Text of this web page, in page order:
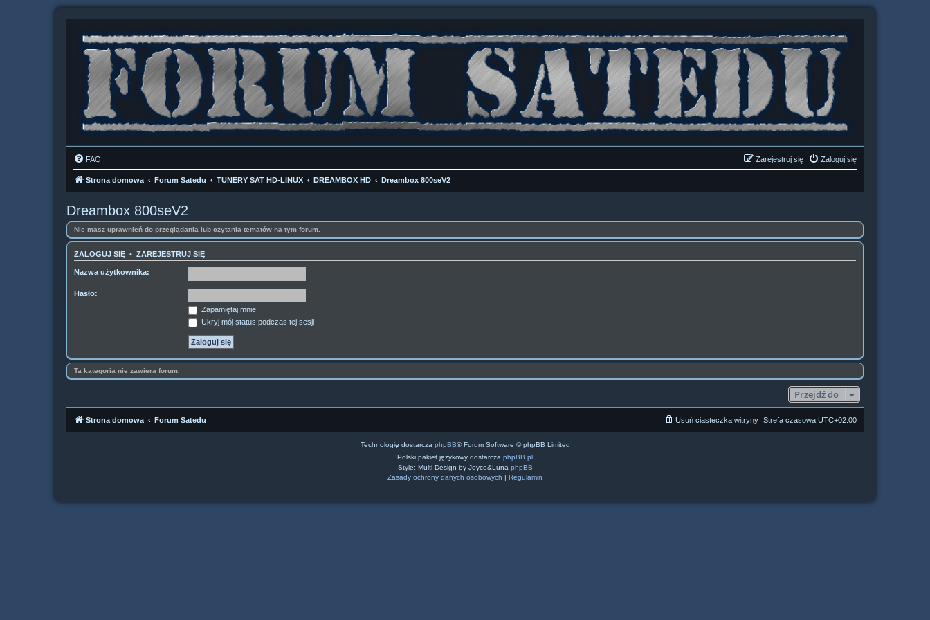
FAQ Zaloguj się
Zarejestruj się
Strona domowa Forum Satedu TUNERY SAT HD-LINUX DREAMBOX HD Dreambox 800seV2
Dreambox 800seV2
Nie masz uprawnień do przeglądania lub czytania tematów na tym forum.
ZALOGUJ SIĘ • ZAREJESTRUJ SIĘ
Nazwa użytkownika:
Hasło:
Zapamiętaj mnie
Ukryj mój status podczas tej sesji
Ta kategoria nie zawiera forum.
Przejdź do
Strona domowa Forum Satedu Strefa czasowa UTC+02:00
Usuń ciasteczka witryny
Technologię dostarcza phpBB® Forum Software © phpBB Limited
Polski pakiet językowy dostarcza phpBB.pl
Style: Multi Design by Joyce&Luna phpBB
Zasady ochrony danych osobowych | Regulamin